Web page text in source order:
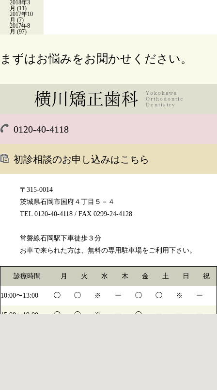
2018年3
月 (11)
2017年10
月 (7)
2017年8
月 (97)
まずはお悩みをお聞かせください。
0120-40-4118
初診相談のお申し込みはこちら
〒315-0014
茨城県石岡市国府４丁目５－４
TEL 0120-40-4118 / FAX 0299-24-4128
常磐線石岡駅下車徒歩３分
お車で来られた方は、無料の専用駐車場をご利用下さい。
診療時間 月 火 水 木 金 土 日 祝
10:00〜13:00 ◯ ◯ ※ ー ◯ ◯ ※ ー
15:00〜19:00 ◯ ◯ ※ ◯